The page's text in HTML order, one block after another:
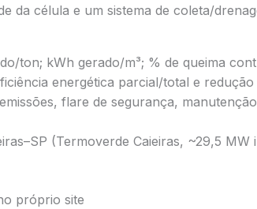
da célula e um sistema de coleta/
ton; kWh gerado/m³; % de queima
energética parcial/total e redução
flare de segurança,
(Termoverde Caieiras, ~29,5 MW
próprio site